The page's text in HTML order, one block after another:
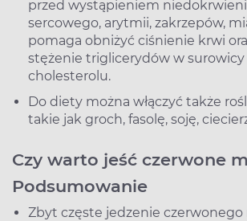
przed wystąpieniem
sercowego, arytmii, zakrzepów,
pomaga obniżyć ciśnienie krwi
stężenie triglicerydów w surowicy
cholesterolu.
Do diety można włączyć także
takie jak groch, fasolę, soję,
Czy warto jeść czerwone
Podsumowanie
Zbyt częste jedzenie czerwonego